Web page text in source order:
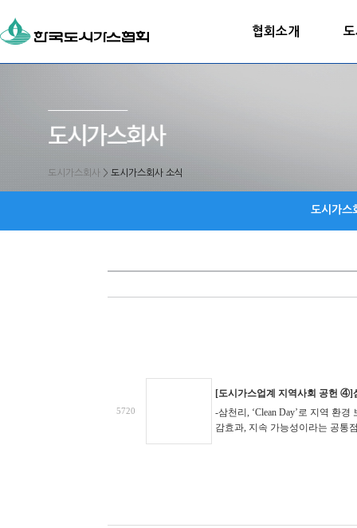
협회소개
도시가스회사 > 도시가스회사 소식
도시가스
5720
[도시가스업계 지역사회 공헌 ④]
-삼천리, ‘Clean Day’로 지역 환경
감효과, 지속 가능성이라는 공통